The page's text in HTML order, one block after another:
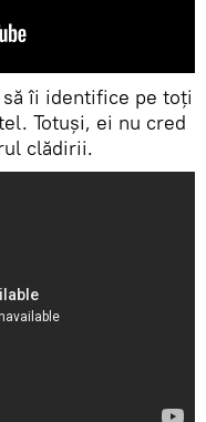
îi identifice pe toți
Totuşi, ei nu cred
clădirii.